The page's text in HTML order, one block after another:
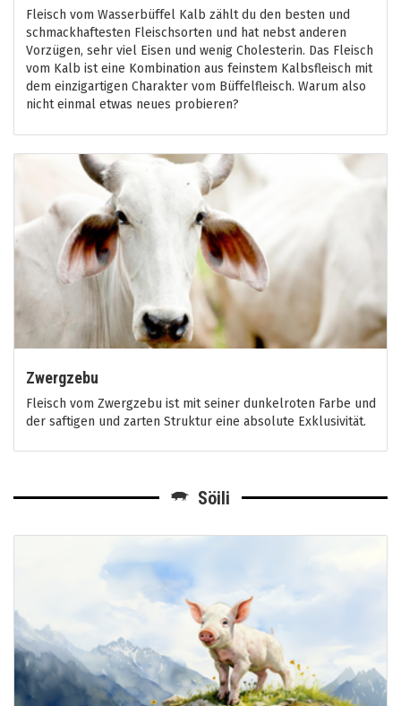
Fleisch vom Wasserbüffel Kalb zählt du den besten und
schmackhaftesten Fleischsorten und hat nebst anderen
Vorzügen, sehr viel Eisen und wenig Cholesterin. Das Fleisch
vom Kalb ist eine Kombination aus feinstem Kalbsfleisch mit
dem einzigartigen Charakter vom Büffelfleisch. Warum also
nicht einmal etwas neues probieren?
Zwergzebu
Fleisch vom Zwergzebu ist mit seiner dunkelroten Farbe und
der saftigen und zarten Struktur eine absolute Exklusivität.
Söili